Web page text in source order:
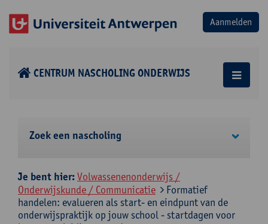
CENTRUM NASCHOLING ONDERWIJS
Zoek een nascholing
Je bent hier:Volwassenenonderwijs /
Onderwijskunde / Communicatie
Formatief
handelen: evalueren als start- en eindpunt van de
onderwijspraktijk op jouw school - startdagen voor